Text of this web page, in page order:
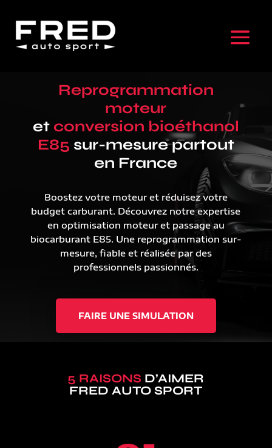
Reprogrammation
moteur
et conversion bioéthanol
E85 sur-mesure partout
en France
Boostez votre moteur et réduisez votre
budget carburant. Découvrez notre expertise
en optimisation moteur et passage au
biocarburant E85. Une reprogrammation sur-
mesure, fiable et réalisée par des
professionnels passionnés.
FAIRE UNE SIMULATION
5 RAISONS D’AIMER
FRED AUTO SPORT